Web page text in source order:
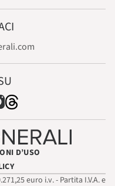
D’USO
euro i.v. - Partita I.V.A. e